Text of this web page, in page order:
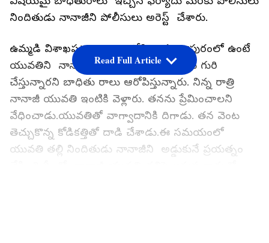
నిందితుడు నానాజీని పోలీసులు అరెస్ట్ చేశారు.
ఉమ్మడి విశాఖపట్టణం జిల్లాలోని అచ్యుతాపురంలో ఉంటే
యువతిని నానాజీ ప్రేమ పేరుతో వేధింపులకు గురి
చేస్తున్నారని బాధితు రాలు ఆరోపిస్తున్నారు. నిన్న రాత్రి
నానాజీ యువతి ఇంటికి వెళ్లారు. తనను ప్రేమించాలని
వేధించాడు.యువతితో వాగ్వాదానికి దిగాడు. తన వెంట
తెచ్చుకొన్న కోడికత్తితో దాడి చేశాడు.ఈ సమయంలో
యువతి తల్లి నిందితుడు నానాజీని అడ్డుకునే ప్రయత్నం
Read Full Article